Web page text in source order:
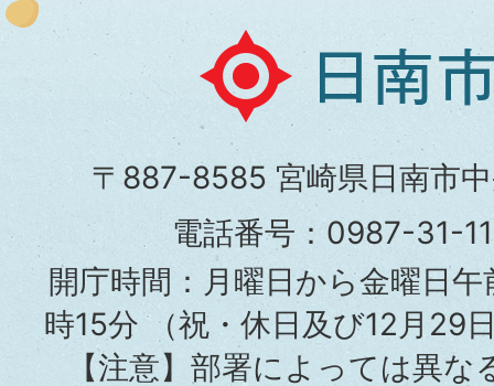
日
南
市
役
所
〒887-8585 宮崎県日南市
電話番号：0987-31-
開庁時間：月曜日から金曜日
時15分（祝・休日及び12月29
【注意】部署によっては異